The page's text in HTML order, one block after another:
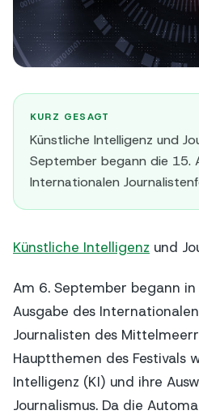
KURZ GESAGT
Künstliche Intelligenz und
September begann die 15.
Internationalen
Künstliche Intelligenz und
Am 6. September begann
Ausgabe des
Journalisten des
Hauptthemen des Festivals
Intelligenz (KI) und ihre
Journalismus. Da die